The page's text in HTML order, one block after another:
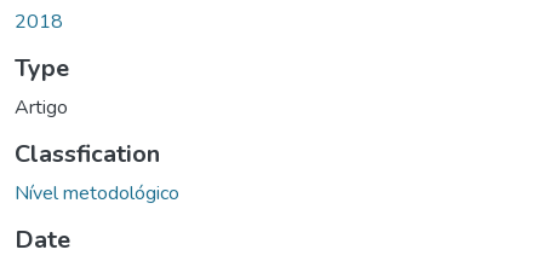
2018
Type
Artigo
Classfication
Nível metodológico
Date